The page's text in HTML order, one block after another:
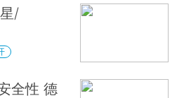
/
全性 德